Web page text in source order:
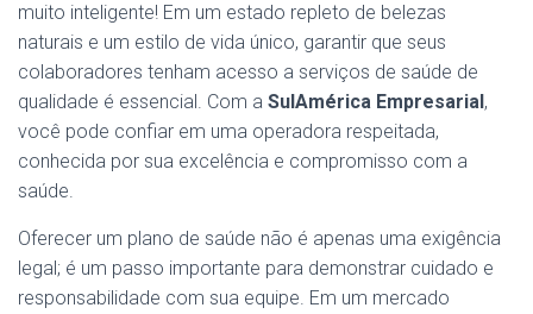
muito inteligente! Em um estado repleto de belezas
naturais e um estilo de vida único, garantir que seus
colaboradores tenham acesso a serviços de saúde de
qualidade é essencial. Com a SulAmérica Empresarial,
você pode confiar em uma operadora respeitada,
conhecida por sua excelência e compromisso com a
saúde.
Oferecer um plano de saúde não é apenas uma exigência
legal; é um passo importante para demonstrar cuidado e
responsabilidade com sua equipe. Em um mercado